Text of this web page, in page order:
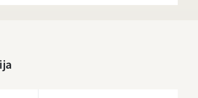
Rugpjūčio 10 d.